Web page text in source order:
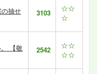
抽せ
3103
☆☆
☆
【敬
2542
☆☆
☆☆